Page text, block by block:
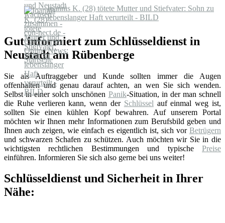
Ioannis K. (28) tötete Mutter und Stiefvater: Sohn zu
lebenslanger Haft verurteilt - BILD
Gut informiert zum Schlüsseldienst in
Neustadt am Rübenberge
Sie als Auftraggeber und Kunde sollten immer die Augen
offenhalten und genau darauf achten, an wen Sie sich wenden.
Selbst in einer solch unschönen Panik-Situation, in der man schnell
die Ruhe verlieren kann, wenn der Schlüssel auf einmal weg ist,
sollten Sie einen kühlen Kopf bewahren. Auf unserem Portal
möchten wir Ihnen mehr Informationen zum Berufsbild geben und
Ihnen auch zeigen, wie einfach es eigentlich ist, sich vor Betrügern
und schwarzen Schafen zu schützen. Auch möchten wir Sie in die
wichtigsten rechtlichen Bestimmungen und typische Preise
einführen. Informieren Sie sich also gerne bei uns weiter!
Schlüsseldienst und Sicherheit in Ihrer
Nähe: